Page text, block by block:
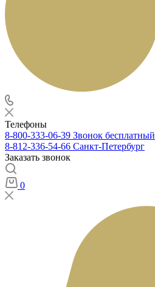
Телефоны
8-800-333-06-39 Звонок бесплатный
8-812-336-54-66 Санкт-Петербург
Заказать звонок
0